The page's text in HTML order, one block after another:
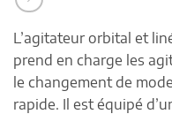
L’agitateur orbital et
prend en charge les
le changement de
rapide. Il est équipé